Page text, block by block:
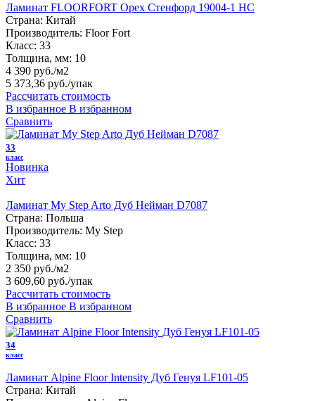
Ламинат FLOORFORT Орех Стенфорд 19004-1 HC
Страна: Китай
Производитель: Floor Fort
Класс: 33
Толщина, мм: 10
4 390 руб./м2
5 373,36 руб./упак
Рассчитать стоимость
В избранное В избранном
Сравнить
33
класс
Новинка
Хит
Ламинат My Step Arto Дуб Нeйман D7087
Страна: Польша
Производитель: My Step
Класс: 33
Толщина, мм: 10
2 350 руб./м2
3 609,60 руб./упак
Рассчитать стоимость
В избранное В избранном
Сравнить
34
класс
Ламинат Alpine Floor Intensity Дуб Генуя LF101-05
Страна: Китай